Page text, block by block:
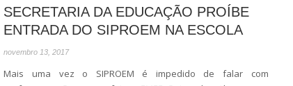
SECRETARIA DA EDUCAÇÃO PROÍBE
ENTRADA DO SIPROEM NA ESCOLA
novembro 13, 2017
Mais uma vez o SIPROEM é impedido de falar com